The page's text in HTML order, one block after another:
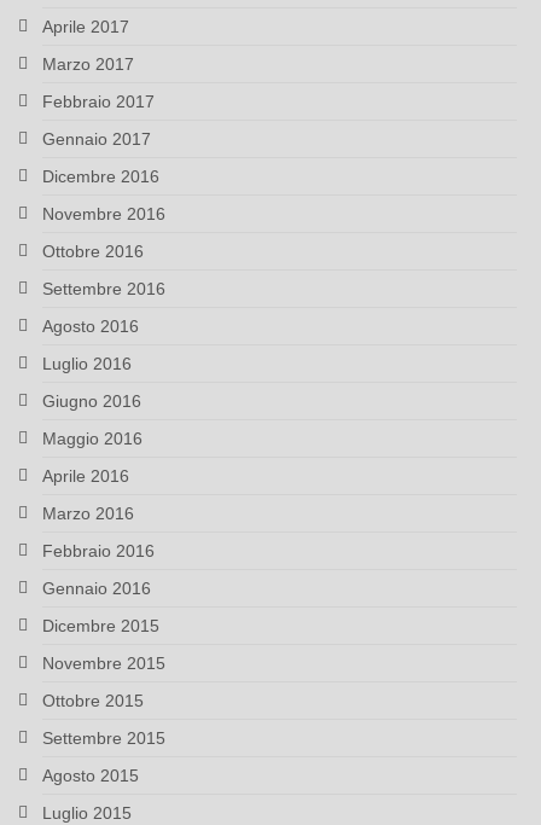
Aprile 2017
Marzo 2017
Febbraio 2017
Gennaio 2017
Dicembre 2016
Novembre 2016
Ottobre 2016
Settembre 2016
Agosto 2016
Luglio 2016
Giugno 2016
Maggio 2016
Aprile 2016
Marzo 2016
Febbraio 2016
Gennaio 2016
Dicembre 2015
Novembre 2015
Ottobre 2015
Settembre 2015
Agosto 2015
Luglio 2015